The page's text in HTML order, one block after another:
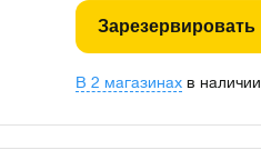
Зарезервировать
В 2 магазинах в наличии